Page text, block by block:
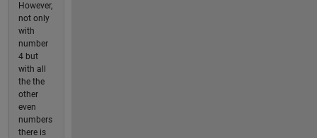
However,
not only
with
number
4 but
with all
the the
other
even
numbers
there is